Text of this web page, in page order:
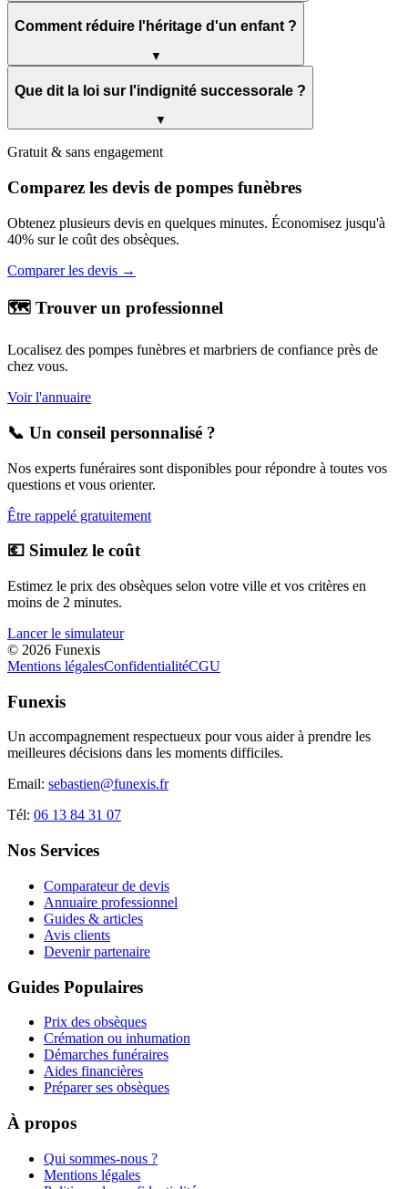
Comment réduire l'héritage d'un enfant ?
▼
Que dit la loi sur l'indignité successorale ?
▼
Gratuit & sans engagement
Comparez les devis de pompes funèbres
Obtenez plusieurs devis en quelques minutes. Économisez jusqu'à
40% sur le coût des obsèques.
Comparer les devis →
🗺️ Trouver un professionnel
Localisez des pompes funèbres et marbriers de confiance près de
chez vous.
Voir l'annuaire
📞 Un conseil personnalisé ?
Nos experts funéraires sont disponibles pour répondre à toutes vos
questions et vous orienter.
Être rappelé gratuitement
💶 Simulez le coût
Estimez le prix des obsèques selon votre ville et vos critères en
moins de 2 minutes.
Lancer le simulateur
© 2026 Funexis
Mentions légalesConfidentialitéCGU
Funexis
Un accompagnement respectueux pour vous aider à prendre les
meilleures décisions dans les moments difficiles.
Email: sebastien@funexis.fr
Tél: 06 13 84 31 07
Nos Services
Comparateur de devis
Annuaire professionnel
Guides & articles
Avis clients
Devenir partenaire
Guides Populaires
Prix des obsèques
Crémation ou inhumation
Démarches funéraires
Aides financières
Préparer ses obsèques
À propos
Qui sommes-nous ?
Mentions légales